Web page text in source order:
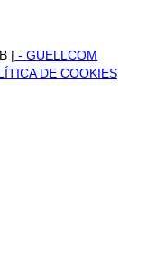
| - GUELLCOM
DE COOKIES